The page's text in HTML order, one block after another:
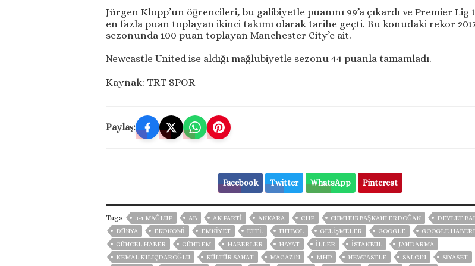
Jürgen Klopp’un öğrencileri, bu galibiyetle puanını 99’a çıkardı ve Premier
en fazla puan toplayan ikinci takımı olarak tarihe geçti. Bu konudaki rekor
sezonunda 100 puan toplayan Manchester City’e ait.
Newcastle United ise aldığı mağlubiyetle sezonu 44 puanla tamamladı.
Kaynak: TRT SPOR
Paylaş:
Facebook Twitter WhatsApp Pinterest
Tags 3-1 MAĞLUP AB AK PARTİ ANKARA CHP CUMHURBAŞKANI ERDOĞAN
DEVLET
DÜNYA
EKONOMİ EMNİYET ETTI. FUTBOL GELIŞMELER GOOGLE
GOOGLE
GÜNCEL HABER
GÜNDEM HABERLER HAYAT İLLER ISTANBUL
JANDARMA
KEMAL KILIÇDAROĞLU
KÜLTÜR SANAT MAGAZİN MHP NEWCASTLE SALGIN
SİYASET